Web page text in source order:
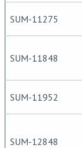
SUM-11275
SUM-11848
SUM-11952
SUM-12848